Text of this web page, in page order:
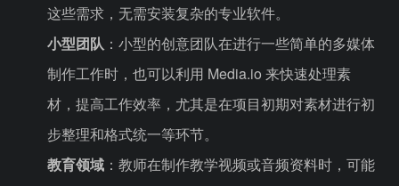
这些需求，无需安装复杂的专业软件。
小型团队 ：小型的创意团队在进行一些简单的多媒体
制作工作时，也可以利用 Media.io 来快速处理素
材，提高工作效率，尤其是在项目初期对素材进行初
步整理和格式统一等环节。
教育领域 ：教师在制作教学视频或音频资料时，可能